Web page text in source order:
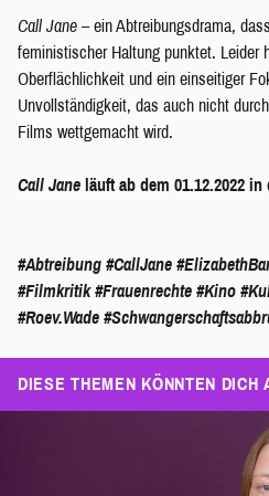
Call Jane – ein Abtreibungsdrama,
feministischer Haltung punktet. Leider
Oberflächlichkeit und ein einseitiger
Unvollständigkeit, das auch nicht
Films wettgemacht wird.
Call Jane läuft ab dem 01.12.2022
#Abtreibung #CallJane
#Filmkritik #Frauenrechte #Kino
#Roev.Wade
DIESE THEMEN KÖNNTEN DICH